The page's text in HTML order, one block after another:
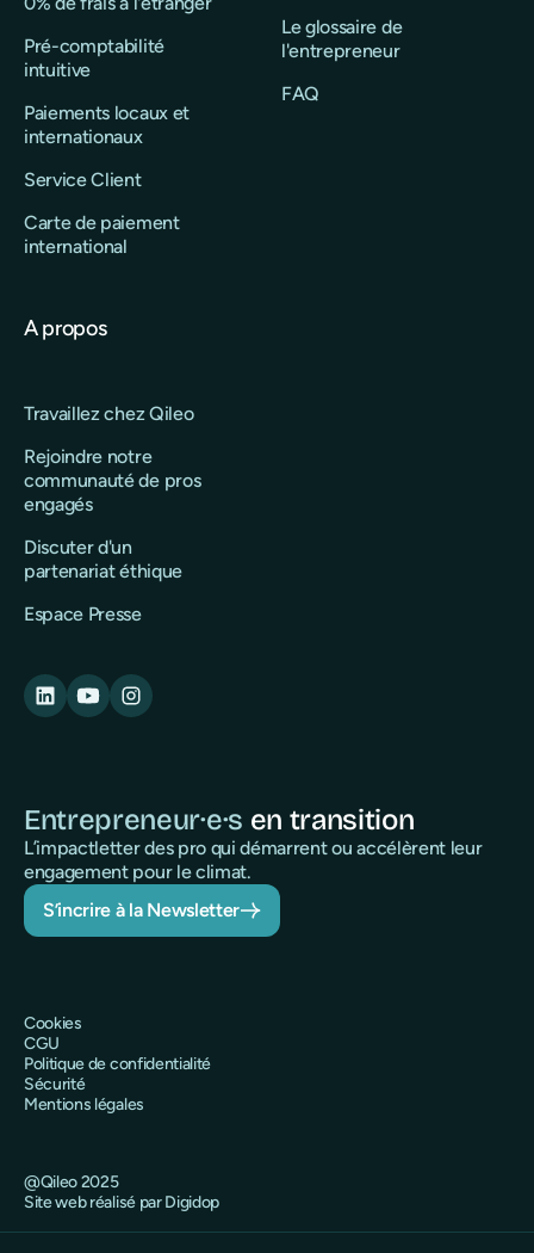
Pré-comptabilité
intuitive
Paiements locaux et
internationaux
Service Client
Carte de paiement
international
Le glossaire de
l'entrepreneur
FAQ
A propos
Travaillez chez Qileo
Rejoindre notre
communauté de pros
engagés
Discuter d'un
partenariat éthique
Espace Presse
Entrepreneur·e·s en transition
L’impactletter des pro qui démarrent ou accélèrent leur
engagement pour le climat.
S’incrire à la Newsletter
@Qileo 2025
Site web réalisé par Digidop
Cookies
CGU
Politique de confidentialité
Sécurité
Mentions légales